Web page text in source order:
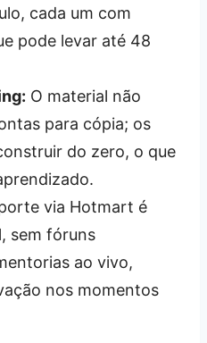
cada um com
pode levar até 48
O material não
para cópia; os
do zero, o que
via Hotmart é
sem fóruns
ao vivo,
nos momentos